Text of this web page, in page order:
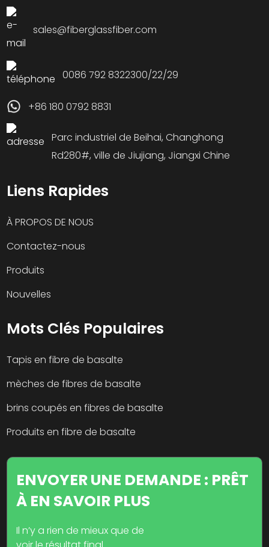
sales@fiberglassfiber.com
0086 792 8322300/22/29
+86 180 0792 8831
Parc industriel de Beihai, Changhong
Rd280#, ville de Jiujiang, Jiangxi Chine
Liens Rapides
À PROPOS DE NOUS
Contactez-nous
Produits
Nouvelles
Mots Clés Populaires
Tapis en fibre de basalte
mèches de fibres de basalte
brins coupés en fibres de basalte
Produits en fibre de basalte
ENVOYER UNE DEMANDE : PRÊT
À EN SAVOIR PLUS
Il n’y a rien de mieux que de